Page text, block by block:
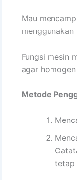
Mau
Fungsi mesin
agar
Metode
tetap